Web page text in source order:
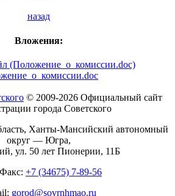
назад
Вложения:
© 2009-2026 Официальный сайт
города Советского
Ханты-Мансийский автономный
округ — Югра,
ул. 50 лет Пионерии, 11Б
+7 (34675) 7-89-56
gorod@sovrnhmao.ru